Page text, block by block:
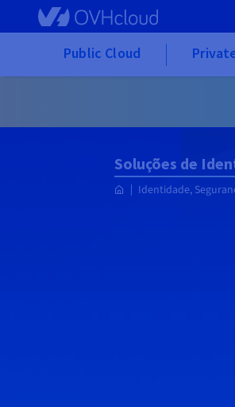
Skip to main content
Public Cloud
Soluções de
Identidade,